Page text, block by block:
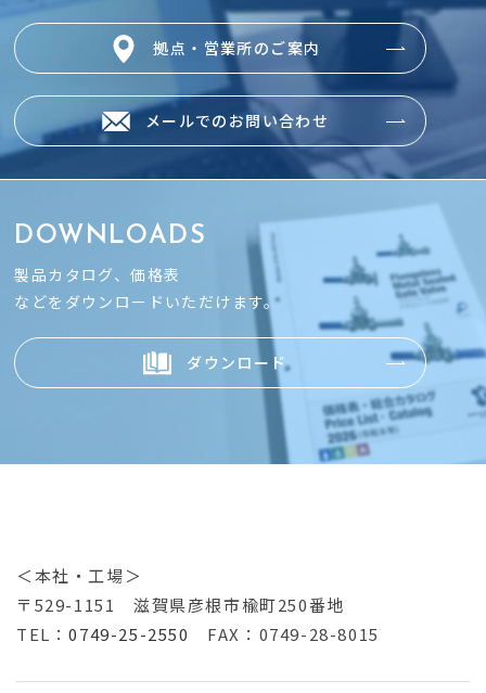
拠点・営業所のご案内
メールでのお問い合わせ
DOWNLOADS
製品カタログ、価格表
などをダウンロードいただけます。
ダウンロード
＜本社・工場＞
〒529-1151 滋賀県彦根市楡町250番地
TEL：0749-25-2550 FAX：0749-28-8015